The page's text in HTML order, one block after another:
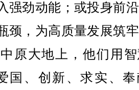
强劲动能；或投身前
颈，为高质量发展筑
原大地上，他们用
国、创新、求实、